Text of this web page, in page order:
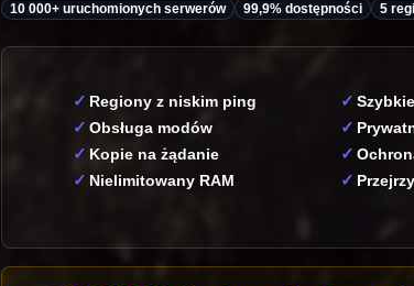
10 000+ uruchomionych serwerów 99,9% dostępności 5
Regiony z niskim ping
Obsługa modów
Kopie na żądanie
Nielimitowany RAM